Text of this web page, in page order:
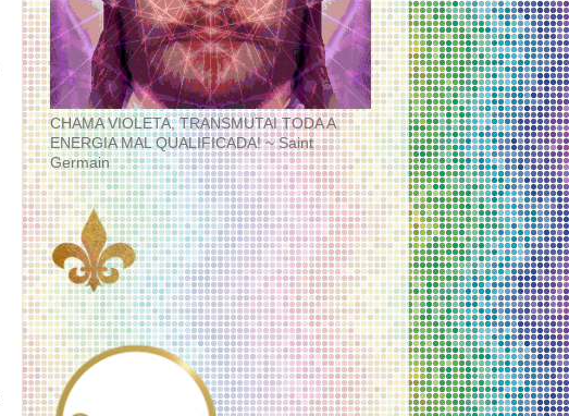
CHAMA VIOLETA, TRANSMUTAI TODA A
ENERGIA MAL QUALIFICADA! ~ Saint
Germain